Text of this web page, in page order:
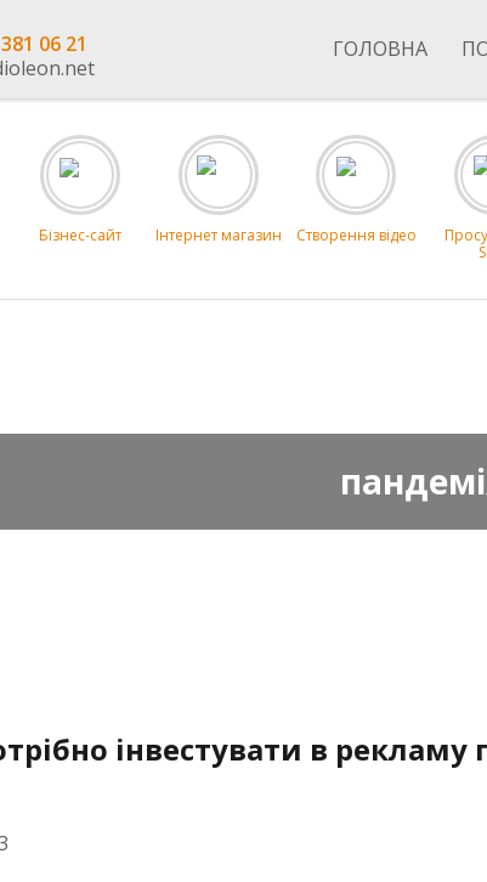
06 21
ГОЛОВНА
Бізнес-сайт Інтернет магазин Створення відео
інвестувати в рекламу